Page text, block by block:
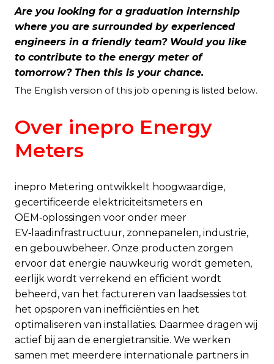
Are you looking for a graduation internship
where you are surrounded by experienced
engineers in a friendly team? Would you like
to contribute to the energy meter of
tomorrow? Then this is your chance.
The English version of this job opening is listed below.
Over inepro Energy
Meters
inepro Metering ontwikkelt hoogwaardige,
gecertificeerde elektriciteitsmeters en
OEM‑oplossingen voor onder meer
EV‑laadinfrastructuur, zonnepanelen, industrie,
en gebouwbeheer. Onze producten zorgen
ervoor dat energie nauwkeurig wordt gemeten,
eerlijk wordt verrekend en efficiënt wordt
beheerd, van het factureren van laadsessies tot
het opsporen van inefficiënties en het
optimaliseren van installaties. Daarmee dragen wij
actief bij aan de energietransitie. We werken
samen met meerdere internationale partners in